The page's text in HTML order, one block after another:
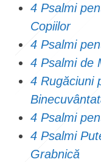
4 Psalmi
Copiilor
4 Psalmi
4 Psalmi de
4 Rugăciuni
4 Psalmi
4 Psalmi
Grabnică